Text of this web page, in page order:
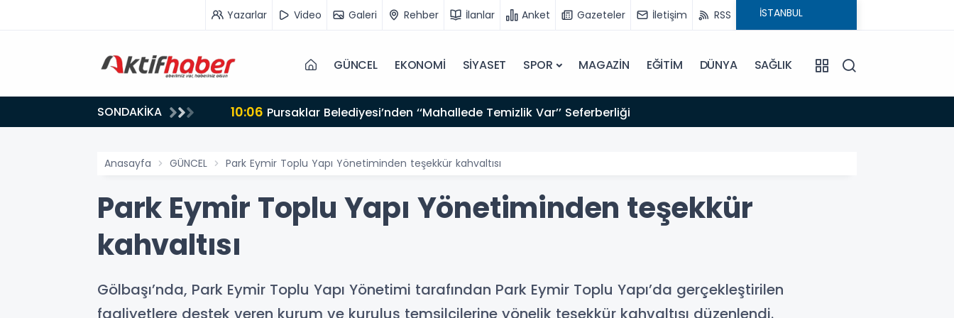
Yazarlar Video Galeri Rehber İlanlar Anket Gazeteler İletişim RSS
GÜNCEL EKONOMİ SİYASET SPOR MAGAZİN EĞİTİM DÜNYA SAĞLIK
SONDAKİKA 10:06 Pursaklar Belediyesi’nden ‘‘Mahallede Temizlik Var’’ Seferberliği
Anasayfa GÜNCEL Park Eymir Toplu Yapı Yönetiminden teşekkür kahvaltısı
Park Eymir Toplu Yapı Yönetiminden teşekkür
kahvaltısı
Gölbaşı’nda, Park Eymir Toplu Yapı Yönetimi tarafından Park Eymir Toplu Yapı’da gerçekleştirilen
faaliyetlere destek veren kurum ve kuruluş temsilcilerine yönelik teşekkür kahvaltısı düzenlendi.